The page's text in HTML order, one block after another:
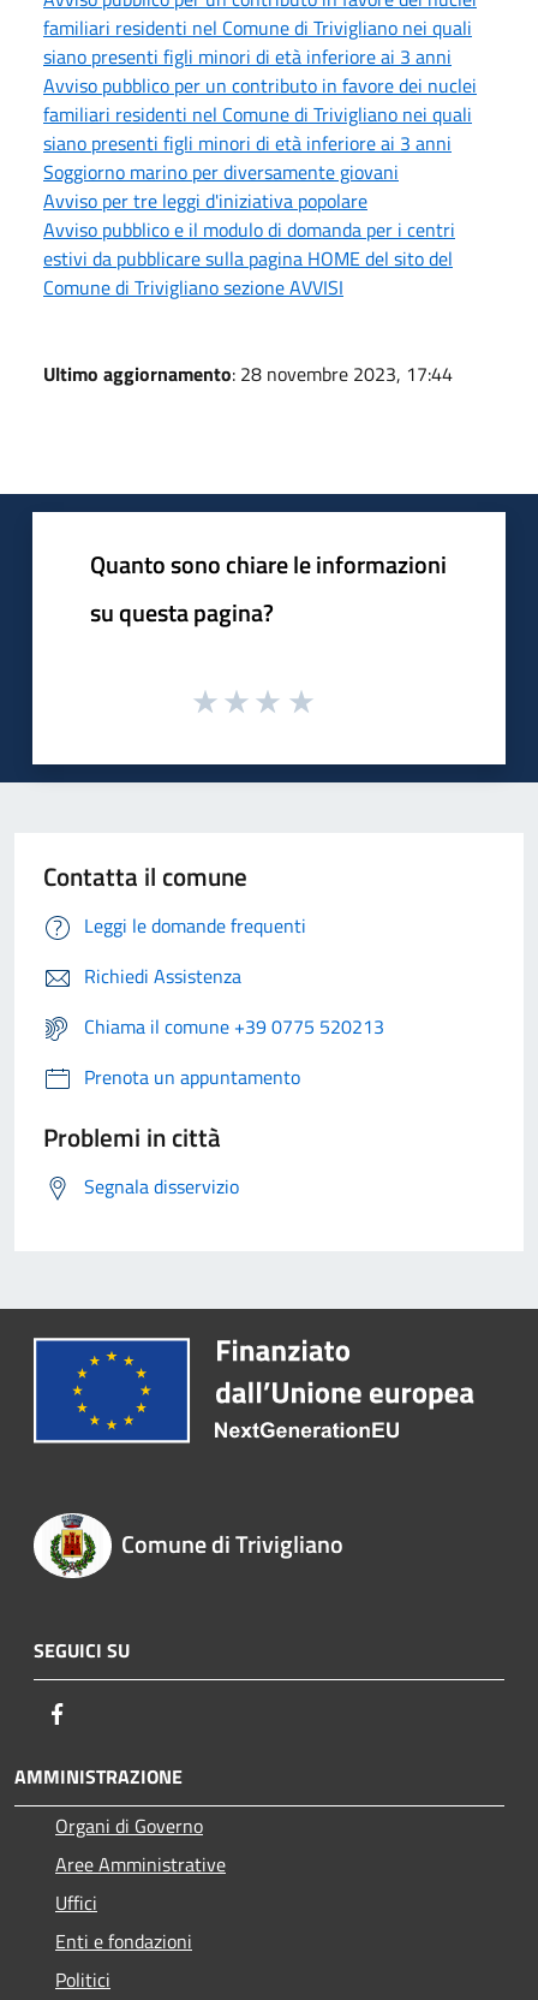
familiari residenti nel Comune di Trivigliano nei quali
siano presenti figli minori di età inferiore ai 3 anni
Avviso pubblico per un contributo in favore dei nuclei
familiari residenti nel Comune di Trivigliano nei quali
siano presenti figli minori di età inferiore ai 3 anni
Soggiorno marino per diversamente giovani
Avviso per tre leggi d'iniziativa popolare
Avviso pubblico e il modulo di domanda per i centri
estivi da pubblicare sulla pagina HOME del sito del
Comune di Trivigliano sezione AVVISI
Ultimo aggiornamento: 28 novembre 2023, 17:44
Quanto sono chiare le informazioni
su questa pagina?
Contatta il comune
Leggi le domande frequenti
Richiedi Assistenza
Chiama il comune +39 0775 520213
Prenota un appuntamento
Problemi in città
Segnala disservizio
Comune di Trivigliano
SEGUICI SU
AMMINISTRAZIONE
Organi di Governo
Aree Amministrative
Uffici
Enti e fondazioni
Politici